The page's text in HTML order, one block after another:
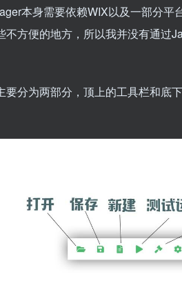
本身需要依赖WIX以及一部分平
不方便的地方，所以我并没有通过
要分为两部分，顶上的工具栏和底